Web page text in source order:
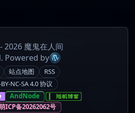
魔鬼在人间
Powered by
站点地图
RSS
NC-SA 4.0 协议
AndNode
ICP备20262062号